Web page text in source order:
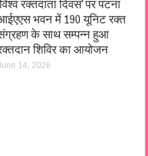
रक्तदाता दिवस’ पर पटना
भवन में 190 यूनिट रक्त
के साथ सम्पन्न हुआ
शिविर का आयोजन
14, 2026